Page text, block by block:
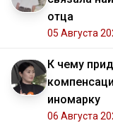
отца
05 Августа
К чему
иномарку
06 Августа